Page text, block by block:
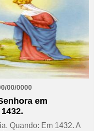
00/0000
em
Quando: Em 1432. A